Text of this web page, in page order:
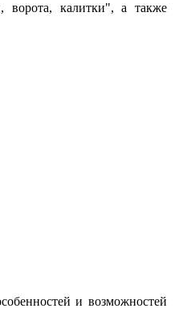
ворота, калитки", а также
и возможностей